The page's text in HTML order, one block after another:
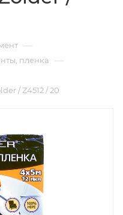
—
пленка —
/ Z4512 / 20